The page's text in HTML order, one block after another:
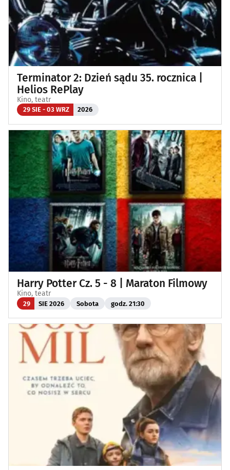
Terminator 2: Dzień sądu 35. rocznica |
Helios RePlay
Kino, teatr
29 SIE - 03 WRZ 2026
Harry Potter Cz. 5 - 8 | Maraton Filmowy
Kino, teatr
29 SIE 2026 Sobota godz. 21:30